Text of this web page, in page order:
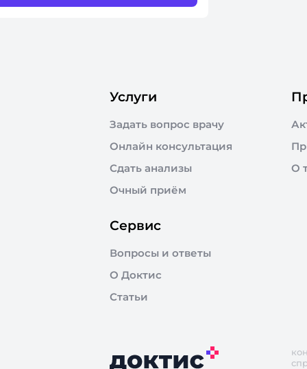
Услуги
Задать вопрос врачу
Онлайн консультация
Сдать анализы
Очный приём
О
Сервис
Вопросы и ответы
О Доктис
Статьи